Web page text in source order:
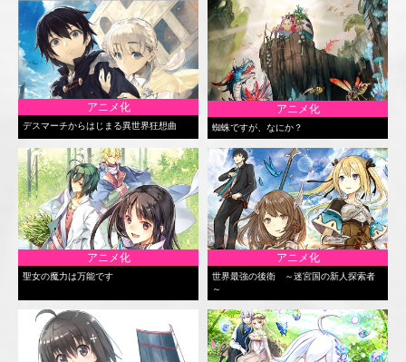
アニメ化
デスマーチからはじまる異世界狂想曲
アニメ化
蜘蛛ですが、なにか？
アニメ化
聖女の魔力は万能です
アニメ化
世界最強の後衛 ～迷宮国の新人探索者
～